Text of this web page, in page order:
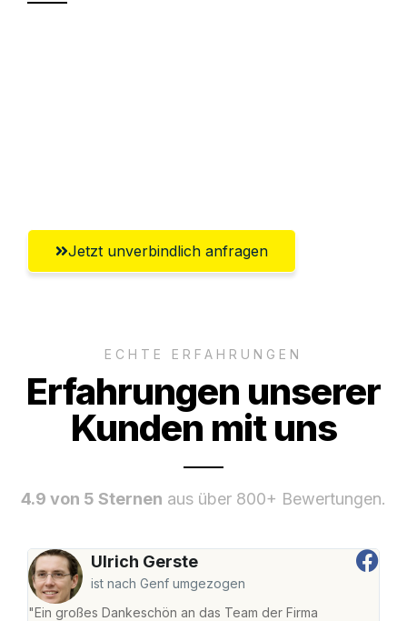
Jetzt unverbindlich anfragen
ECHTE ERFAHRUNGEN
Erfahrungen unserer
Kunden mit uns
4.9 von 5 Sternen aus über 800+ Bewertungen.
Ulrich Gerste
ist nach Genf umgezogen
"Ein großes Dankeschön an das Team der Firma